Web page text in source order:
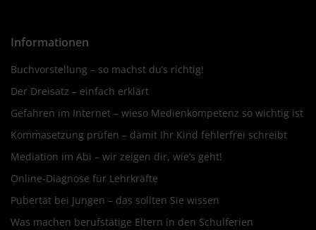
Informationen
Buchvorstellung – so machst du’s richtig!
Der Dreisatz – einfach erklärt
Gefahren im Internet – wieso Medienkompetenz so wichtig ist
Kommasetzung prüfen – damit Ihr Kind fehlerfrei schreibt
Mediation im Abi – wir zeigen dir, wie’s geht!
Online-Diagnose für Lehrkräfte
Pubertät bei Jungen – das sollten Sie wissen
Was machen berufstätige Eltern in den Schulferien